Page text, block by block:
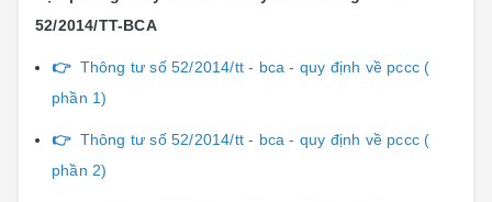
52/2014/TT-BCA
👉 Thông tư số 52/2014/tt - bca - quy định về pccc (
phần 1)
👉 Thông tư số 52/2014/tt - bca - quy định về pccc (
phần 2)